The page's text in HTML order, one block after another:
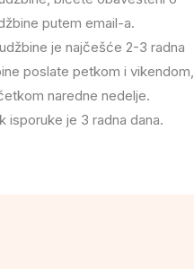
putem email-a.
je najčešće 2-3 radna
poslate petkom i vikendom,
naredne nedelje.
isporuke je 3 radna dana.